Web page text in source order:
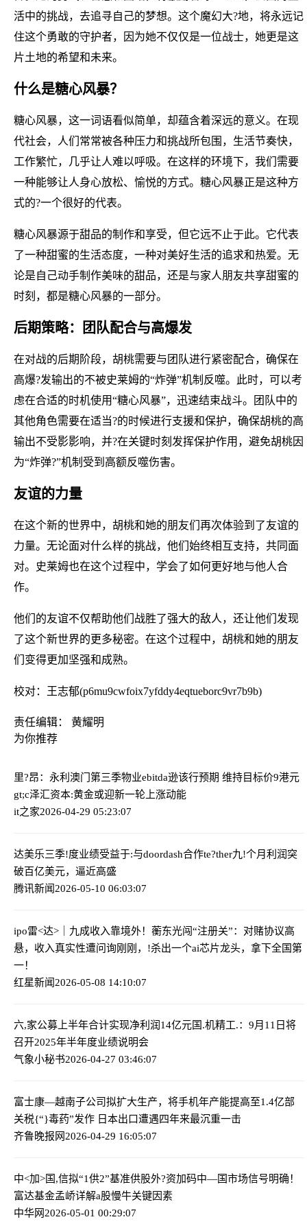
活中的挑战，去追寻自己的梦想。这个魔幻大?地，将永远记
住这个勇敢的守护者，因为她不仅仅是一位战士，她更是这
片土地的希望和未来。
什么是糖心风暴？
糖心风暴，这一词语看似简单，却蕴含着深远的意义。在现
代社会，人们常常被各种压力和挑战所包围，生活节奏快，
工作繁忙，几乎让人难以呼吸。在这样的环境下，我们需要
一种能够让人身心放松、愉悦的方式。糖心风暴正是这种方
式的?一个很好的代表。
糖心风暴源于甜品的制作和享受，但它远不止于此。它代表
了一种甜蜜的生活态度，一种对美好生活的追求和热爱。无
论是自己动手制作美味的甜品，还是与家人朋友共享甜蜜的
时刻，都是糖心风暴的一部分。
后期策略：团队配合与高爆发
在对战的后期阶段，胡桃需要与团队进行紧密配合，确保在
高爆?发输出的不被史莱姆的“炸弹”机制反噬。此时，可以考
虑在合适的时机使用“糖心风暴”，迅速结束战斗。团队中的
其他角色需要在适当?的时候进行支援和保护，确保胡桃的高
输出不受影影响，并?在关键时刻发挥保护作用，避免胡桃因
为“炸弹?”机制受到高额反噬伤害。
友谊的力量
在这个新的世界中，胡桃和她的朋友们再次体验到了友谊的
力量。无论面对什么样的挑战，他们始终相互支持，共同面
对。史莱姆也在这个过程中，学会了如何更好地与他人合
作。
他们的友谊不仅帮助他们战胜了强大的敌人，还让他们发现
了这个新世界的更多秘密。在这个过程中，胡桃和她的朋友
们变得更加坚强和成熟。
校对：王志郁(p6mu9cwfoix7yfddy4eqtueborc9vr7b9b)
责任编辑： 黄耀明
为你推荐
里?昂：永利澳门第三季物业ebitda逊该行预期 维持目标价9港元
gt;c泽汇资本:黄金或迎新一轮上涨动能
it之家2026-04-29 05:23:07
达美乐三季!度业绩受益于:与doordash合作te?ther九!个月利润突
破百亿美元，逼近高盛
腾讯新闻2026-05-10 06:03:07
ipo雷<达>｜九成收入靠境外！蘅东光闯“注册关”：对赌协议高
悬，收入真实性遭问询刚刚，!杀出一个ai芯片龙头，拿下全国第
一！
红星新闻2026-05-08 14:10:07
六,家公募上半年合计实现净利润14亿元国.机精工.：9月11日将
召开2025年半年度业绩说明会
气象小秘书2026-04-27 03:46:07
富士康—越南子公司拟扩大生产，将手机年产能提高至1.4亿部
关税{“}毒药”发作 日本出口遭遇四年来最沉重一击
齐鲁晚报网2026-04-29 16:05:07
中<加>国,信拟“1供2”基准供股外?资加码中—国市场信号明确！
富达基金孟峤详解a股慢牛关键因素
中华网2026-05-01 00:29:07